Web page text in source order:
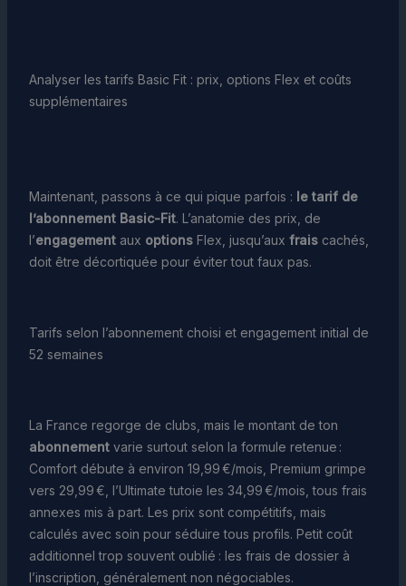
Analyser les tarifs Basic Fit : prix, options Flex et coûts
supplémentaires
Maintenant, passons à ce qui pique parfois : le tarif de
l’abonnement Basic-Fit. L’anatomie des prix, de
l’engagementaux optionsFlex, jusqu’aux fraiscachés,
doit être décortiquée pour éviter tout faux pas.
Tarifs selon l’abonnement choisi et engagement initial de
52 semaines
La France regorge de clubs, mais le montant de ton
abonnementvarie surtout selon la formule retenue :
Comfort débute à environ 19,99 €/mois, Premium grimpe
vers 29,99 €, l’Ultimate tutoie les 34,99 €/mois, tous frais
annexes mis à part. Les prix sont compétitifs, mais
calculés avec soin pour séduire tous profils. Petit coût
additionnel trop souvent oublié : les frais de dossier à
l’inscription, généralement non négociables.